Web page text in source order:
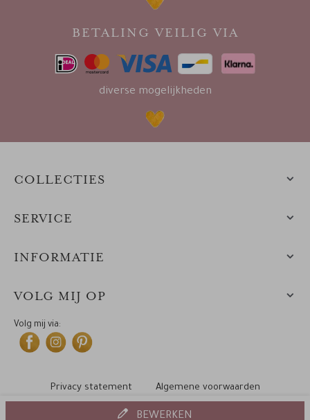
BEWERKEN
BETALING VEILIG VIA
diverse mogelijkheden
COLLECTIES
SERVICE
INFORMATIE
VOLG MIJ OP
Volg mij via:
Privacy statement
Algemene voorwaarden
Cookiebeleid
© 2010-2025 Leintjes